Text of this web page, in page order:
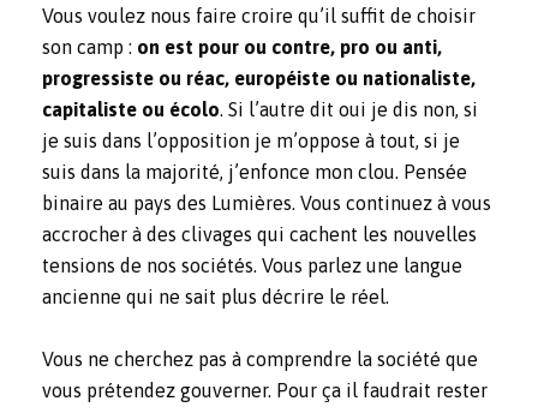
Vous voulez nous faire croire qu’il suffit de choisir
son camp : on est pour ou contre, pro ou anti,
progressiste ou réac, européiste ou nationaliste,
capitaliste ou écolo. Si l’autre dit oui je dis non, si
je suis dans l’opposition je m’oppose à tout, si je
suis dans la majorité, j’enfonce mon clou. Pensée
binaire au pays des Lumières. Vous continuez à vous
accrocher à des clivages qui cachent les nouvelles
tensions de nos sociétés. Vous parlez une langue
ancienne qui ne sait plus décrire le réel.
Vous ne cherchez pas à comprendre la société que
vous prétendez gouverner. Pour ça il faudrait rester